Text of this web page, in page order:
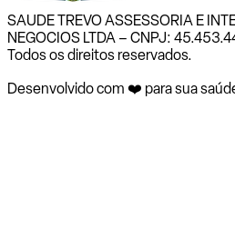
SAUDE TREVO ASSESSORIA E
NEGOCIOS LTDA – CNPJ:
Todos os direitos reservados.
Desenvolvido com ❤️ para sua